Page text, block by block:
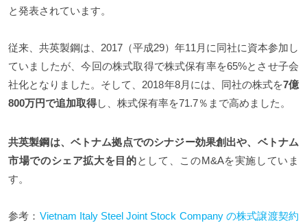
と発表されています。
従来、共英製鋼は、2017（平成29）年11月に同社に資本参加し
ていましたが、今回の株式取得で株式保有率を65%とさせ子会
社化となりました。そして、2018年8月には、同社の株式を7億
800万円で追加取得し、株式保有率を71.7％まで高めました。
共英製鋼は、ベトナム拠点でのシナジー効果創出や、ベトナム
市場でのシェア拡大を目的として、このM&Aを実施していま
す。
参考： Vietnam Italy Steel Joint Stock Company の株式譲渡契約